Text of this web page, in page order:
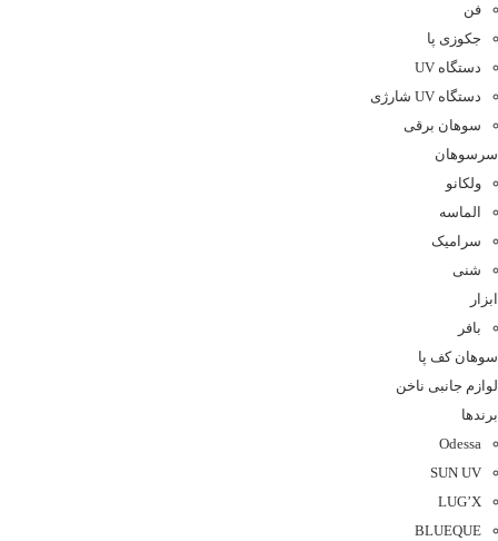
فن
جکوزی پا
دستگاه UV
دستگاه UV شارژی
سوهان برقی
سرسوهان
ولکانو
الماسه
سرامیک
شنی
ابزار
بافر
سوهان کف پا
لوازم جانبی ناخن
برندها
Odessa
SUN UV
LUG’X
BLUEQUE